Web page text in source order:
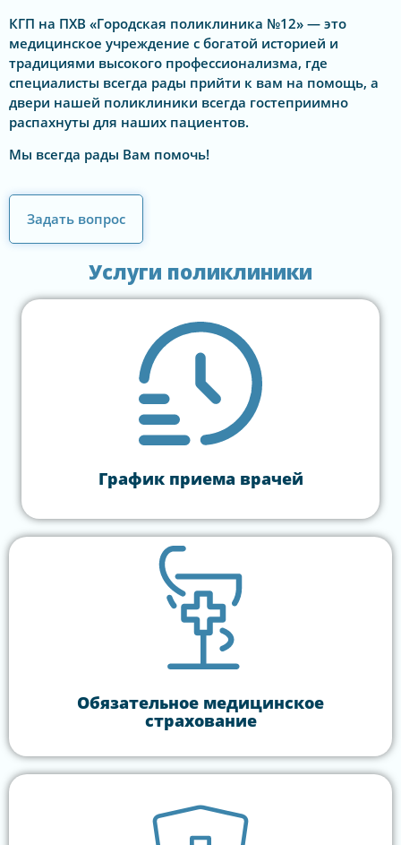
КГП на ПХВ «Городская поликлиника №12» — это
медицинское учреждение с богатой историей и
традициями высокого профессионализма, где
специалисты всегда рады прийти к вам на помощь, а
двери нашей поликлиники всегда гостеприимно
распахнуты для наших пациентов.
Мы всегда рады Вам помочь!
Задать вопрос
Услуги поликлиники
График приема врачей
Обязательное медицинское
страхование